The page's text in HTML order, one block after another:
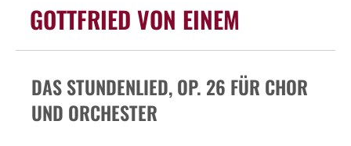
GOTTFRIED VON EINEM
DAS STUNDENLIED, OP. 26 FÜR CHOR
UND ORCHESTER